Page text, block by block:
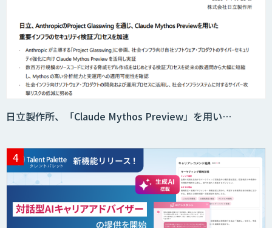
日立製作所、「Claude Mythos Preview」を用い…